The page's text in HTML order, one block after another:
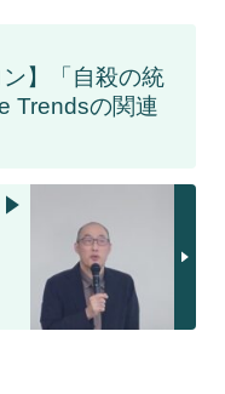
ン】「自殺の統
Trendsの関連